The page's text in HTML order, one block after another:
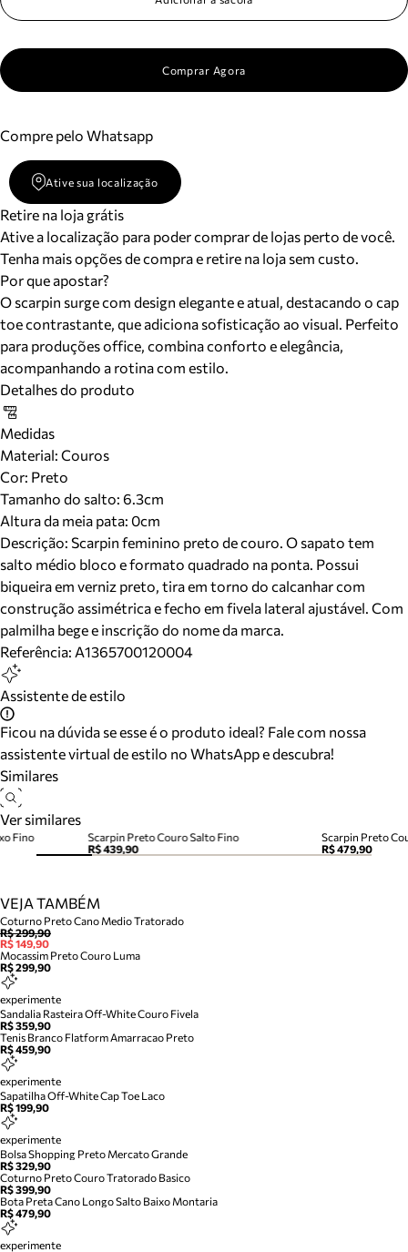
Comprar Agora
Compre pelo Whatsapp
Ative sua localização
Retire na loja grátis
Ative a localização para poder comprar de lojas perto de você.
Tenha mais opções de compra e retire na loja sem custo.
Por que apostar?
O scarpin surge com design elegante e atual, destacando o cap
toe contrastante, que adiciona sofisticação ao visual. Perfeito
para produções office, combina conforto e elegância,
acompanhando a rotina com estilo.
Detalhes do produto
Medidas
Material: Couros
Cor: Preto
Tamanho do salto: 6.3cm
Altura da meia pata: 0cm
Descrição: Scarpin feminino preto de couro. O sapato tem
salto médio bloco e formato quadrado na ponta. Possui
biqueira em verniz preto, tira em torno do calcanhar com
construção assimétrica e fecho em fivela lateral ajustável. Com
palmilha bege e inscrição do nome da marca.
Referência: A1365700120004
Assistente de estilo
Ficou na dúvida se esse é o produto ideal? Fale com nossa
assistente virtual de estilo no WhatsApp e descubra!
Similares
Ver similares
Scarpin Preto Couro Salto Fino
R$ 439,90
Scarpin Preto
R$ 479,90
Fino
VEJA TAMBÉM
Coturno Preto Cano Medio Tratorado
R$ 299,90
R$ 149,90
Mocassim Preto Couro Luma
R$ 299,90
experimente
Sandalia Rasteira Off-White Couro Fivela
R$ 359,90
Tenis Branco Flatform Amarracao Preto
R$ 459,90
experimente
Sapatilha Off-White Cap Toe Laco
R$ 199,90
experimente
Bolsa Shopping Preto Mercato Grande
R$ 329,90
Coturno Preto Couro Tratorado Basico
R$ 399,90
Bota Preta Cano Longo Salto Baixo Montaria
R$ 479,90
experimente